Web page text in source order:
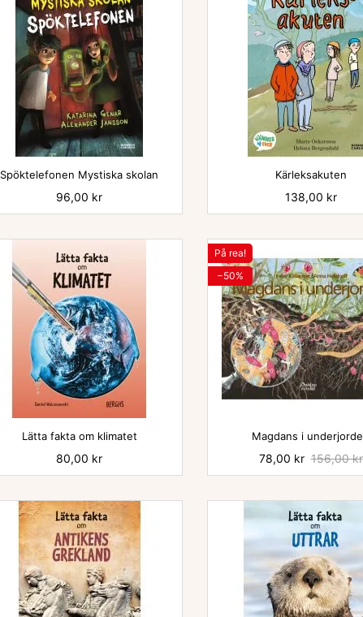

Spöktelefonen Mystiska skolan
Pris
96,00 kr

Kärleksakuten
Pris
138,00 kr
Lätta fakta om klimatet
Pris
80,00 kr
På rea!
−50%

Magdans i
Pris
78,00 kr Baspris
156,00 kr